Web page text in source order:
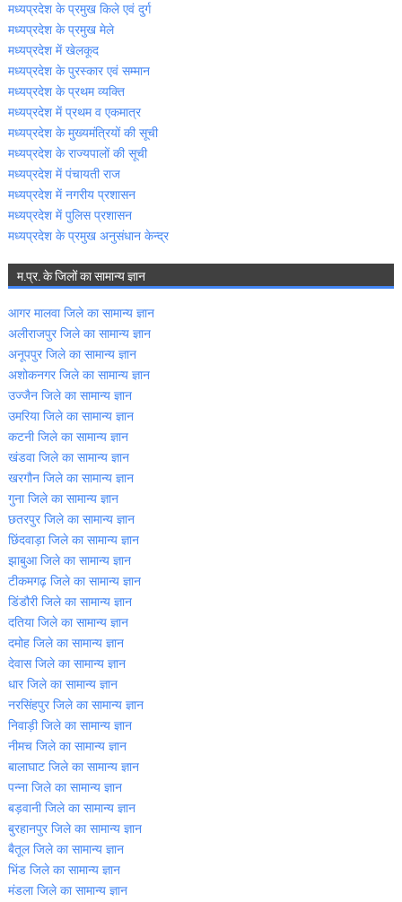
मध्‍यप्रदेश के प्रमुख किले एवं दुर्ग
मध्‍यप्रदेश के प्रमुख मेले
मध्‍यप्रदेश में खेलकूद
मध्‍यप्रदेश के पुरस्‍कार एवं सम्‍मान
मध्‍यप्रदेश के प्रथम व्‍यक्ति
मध्‍यप्रदेश में प्रथम व एकमात्र
मध्‍यप्रदेश के मुख्‍यमंत्रियों की सूची
मध्‍यप्रदेश के राज्‍यपालों की सूची
मध्‍यप्रदेश में पंचायती राज
मध्‍यप्रदेश में नगरीय प्रशासन
मध्‍यप्रदेश में पुलिस प्रशासन
मध्‍यप्रदेश के प्रमुख अनुसंधान केन्‍द्र
म.प्र. के जिलों का सामान्‍य ज्ञान
आगर मालवा जिले का सामान्‍य ज्ञान
अलीराजपुर जिले का सामान्‍य ज्ञान
अनूपपुर जिले का सामान्‍य ज्ञान
अशोकनगर जिले का सामान्‍य ज्ञान
उज्‍जैन जिले का सामान्‍य ज्ञान
उमरिया जिले का सामान्‍य ज्ञान
कटनी जिले का सामान्‍य ज्ञान
खंडवा जिले का सामान्‍य ज्ञान
खरगौन जिले का सामान्‍य ज्ञान
गुना जिले का सामान्‍य ज्ञान
छतरपुर जिले का सामान्‍य ज्ञान
छिंदवाड़ा जिले का सामान्‍य ज्ञान
झाबुआ जिले का सामान्‍य ज्ञान
टीकमगढ़ जिले का सामान्‍य ज्ञान
डिंडौरी जिले का सामान्‍य ज्ञान
दतिया जिले का सामान्‍य ज्ञान
दमोह जिले का सामान्‍य ज्ञान
देवास जिले का सामान्‍य ज्ञान
धार जिले का सामान्‍य ज्ञान
नरसिंहपुर जिले का सामान्‍य ज्ञान
निवाड़ी जिले का सामान्‍य ज्ञान
नीमच जिले का सामान्‍य ज्ञान
बालाघाट जिले का सामान्‍य ज्ञान
पन्‍ना जिले का सामान्‍य ज्ञान
बड़वानी जिले का सामान्‍य ज्ञान
बुरहानपुर जिले का सामान्‍य ज्ञान
बैतूल जिले का सामान्‍य ज्ञान
भिंड जिले का सामान्‍य ज्ञान
मंडला जिले का सामान्‍य ज्ञान